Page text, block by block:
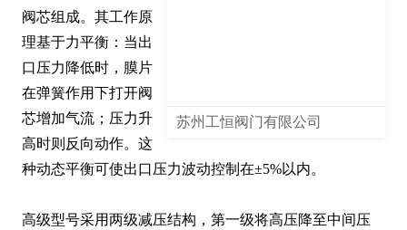
苏州工恒阀门有限公司
阀芯组成。其工作原
理基于力平衡：当出
口压力降低时，膜片
在弹簧作用下打开阀
芯增加气流；压力升
高时则反向动作。这
种动态平衡可使出口压力波动控制在±5%以内。
高级型号采用两级减压结构，第一级将高压降至中间压